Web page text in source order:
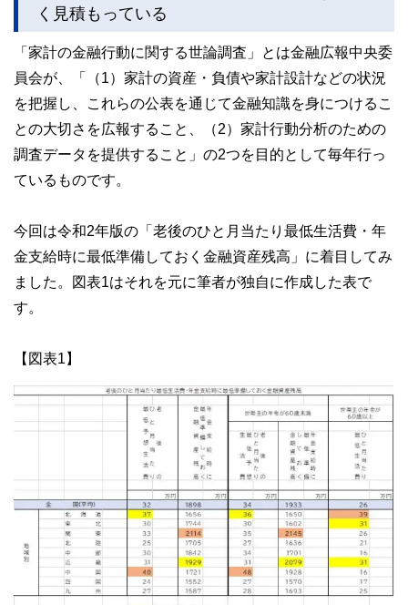
く見積もっている
「家計の金融行動に関する世論調査」とは金融広報中央委
員会が、「（1）家計の資産・負債や家計設計などの状況
を把握し、これらの公表を通じて金融知識を身につけるこ
との大切さを広報すること、（2）家計行動分析のための
調査データを提供すること」の2つを目的として毎年行っ
ているものです。
今回は令和2年版の「老後のひと月当たり最低生活費・年
金支給時に最低準備しておく金融資産残高」に着目してみ
ました。図表1はそれを元に筆者が独自に作成した表で
す。
【図表1】